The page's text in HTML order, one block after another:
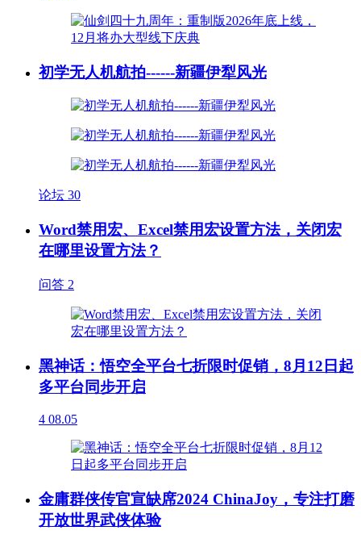
初学无人机航拍------新疆伊犁风光
论坛 30
Word禁用宏、Excel禁用宏设置方法，关闭宏
在哪里设置方法？
问答 2
黑神话：悟空全平台七折限时促销，8月12日起
多平台同步开启
4 08.05
金庸群侠传官宣缺席2024 ChinaJoy，专注打磨
开放世界武侠体验